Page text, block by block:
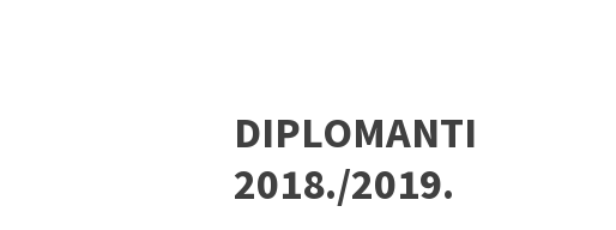
DIPLOMANTI
2018./2019.